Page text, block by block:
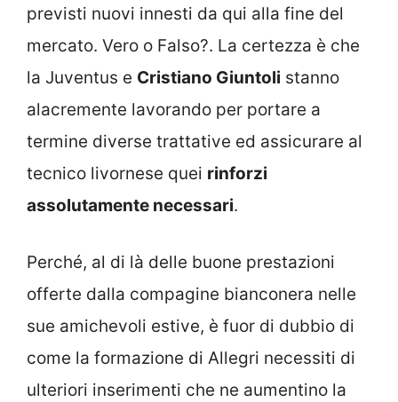
previsti nuovi innesti da qui alla fine del
mercato. Vero o Falso?. La certezza è che
la Juventus e Cristiano Giuntoli stanno
alacremente lavorando per portare a
termine diverse trattative ed assicurare al
tecnico livornese quei rinforzi
assolutamente necessari.
Perché, al di là delle buone prestazioni
offerte dalla compagine bianconera nelle
sue amichevoli estive, è fuor di dubbio di
come la formazione di Allegri necessiti di
ulteriori inserimenti che ne aumentino la